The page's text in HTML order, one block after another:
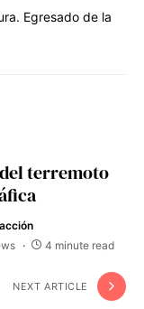
Egresado de la
terremoto
4 minute read
NEXT ARTICLE